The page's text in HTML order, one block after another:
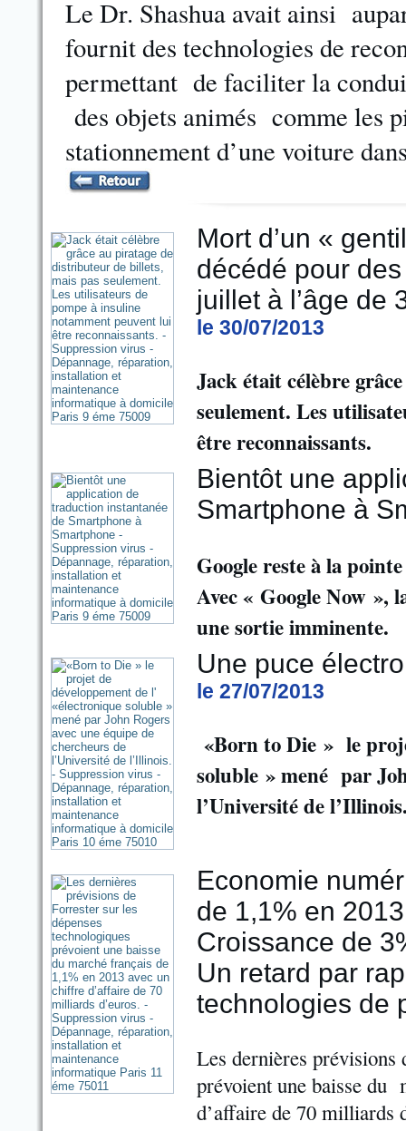
Le Dr. Shashua avait ainsi
fournit des technologies de
permettant de faciliter la
des objets animés comme les
stationnement d’une voiture
Mort d’un «
décédé pour
juillet à l’âge de
le 30/07/2013
Jack était célèbre
seulement. Les
être reconnaissants.
Bientôt une
Smartphone à
Google reste à la
Avec « Google Now »,
une sortie imminente.
Une puce
le 27/07/2013
«Born to Die » le
soluble » mené par
l’Université de
Economie
de 1,1% en
Croissance de
Un retard par
technologies de
Les dernières prévisions
prévoient une baisse du
d’affaire de 70 milliards